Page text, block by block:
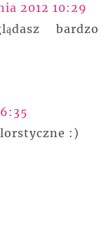
2012 10:29
bardzo
:)